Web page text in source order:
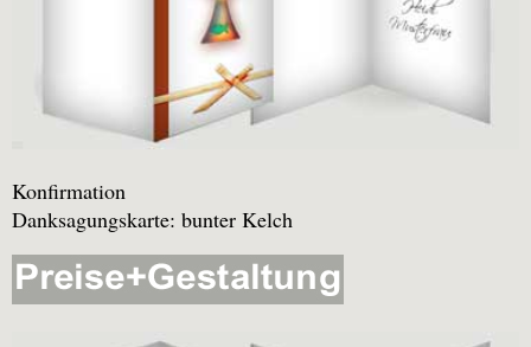
Konfirmation
Danksagungskarte: bunter Kelch